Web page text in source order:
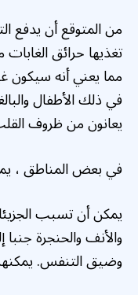
من المتوقع أن يدفع
تغذيها حرائق
مما يعني أنه
في ذلك الأطفال
يعانون من ظروف
في بعض المناطق ، يمكن أن
يمكن أن تسبب
والأنف والحنجرة
وضيق التنفس.